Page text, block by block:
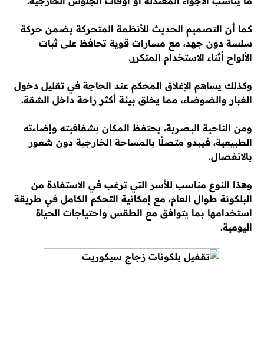
كما أن التصميم الحديث للأنظمة المتحركة يضمن حركة
سلسة دون جهد، مع مسارات قوية تحافظ على ثبات
الألواح أثناء الاستخدام المتكرر.
وكذلك يساهم الإغلاق المحكم عند الحاجة في تقليل دخول
الغبار والضوضاء، مما يخلق بيئة أكثر راحة داخل الشقة.
ومن الناحية البصرية، يحتفظ المكان بشفافيته وإضاءته
الطبيعية، فيبدو متصلًا بالمساحة الخارجية دون شعور
بالانفصال.
وهذا النوع مناسب للأسر التي ترغب في الاستفادة من
البلكونة طوال العام، مع إمكانية التحكم الكامل في طريقة
استخدامها بما يتوافق مع الطقس واحتياجات الحياة
اليومية.